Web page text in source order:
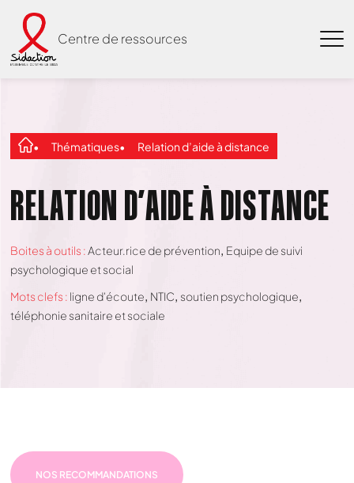
Centre de ressources
Thématiques Relation d’aide à distance
RELATION D’AIDE À DISTANCE
Boites à outils :Acteur.rice de prévention Equipe de suivi
psychologique et social
Mots clefs : ligne d'écoute NTIC soutien psychologique
téléphonie sanitaire et sociale
NOS RECOMMANDATIONS